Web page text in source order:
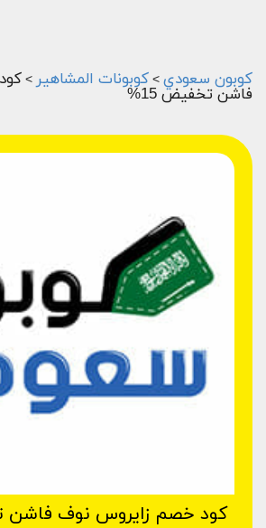
كوبون سعودي > كوبونات المشاهير >
فاشن تخفيض 15%
كود خصم زايروس نوف فاشن